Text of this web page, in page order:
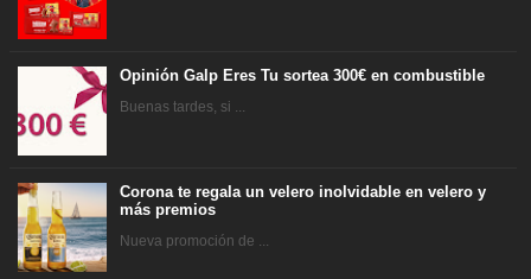
Opinión Galp Eres Tu sortea 300€ en combustible
Buenas tardes, si ...
Corona te regala un velero inolvidable en velero y
más premios
Nueva promoción de ...